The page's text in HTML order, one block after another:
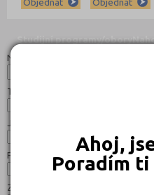
Ahoj,
Poradím ti
Studijní programy/obory
Název:
Typ:
Jazyk:
Forma:
Zaměření: